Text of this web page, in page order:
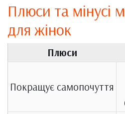
Плюси та мінусі
для жінок
Плюси
Покращує самопочуття